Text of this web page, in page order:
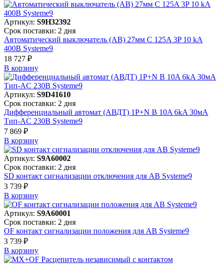
Артикул: S9H32392
Срок поставки: 2 дня
Автоматический выключатель (АВ) 27мм C 125A 3P 10 kA
400В Systeme9
18 727 ₽
В корзинy
Артикул: S9D41610
Срок поставки: 2 дня
Дифференциальный автомат (АВДТ) 1P+N B 10A 6kA 30мА
Тип-AC 230В Systeme9
7 869 ₽
В корзинy
Артикул: S9A60002
Срок поставки: 2 дня
SD контакт сигнализации отключения для АВ Systeme9
3 739 ₽
В корзинy
Артикул: S9A60001
Срок поставки: 2 дня
OF контакт сигнализации положения для АВ Systeme9
3 739 ₽
В корзинy